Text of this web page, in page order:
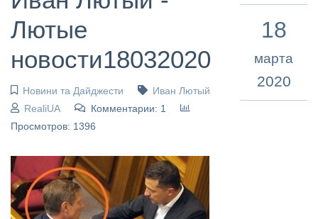
Лютые
новости18032020
Новини та Дайджести
Иван Лютый
RealiUA
Комментарии: 1
Просмотров: 1396
18
марта
2020